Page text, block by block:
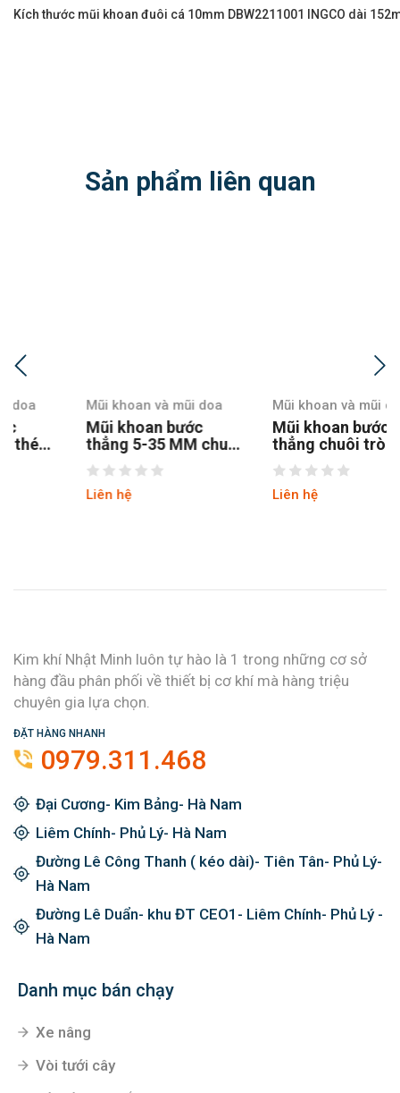
Kích thước mũi khoan đuôi cá 10mm DBW2211001 INGCO dài
Sản phẩm liên quan
Mũi khoan và mũi doa
Mũi khoan bước
thẳng 5-35 MM chuôi
Mũi khoan và mũi doa
Mũi khoan bước
thẳng chuôi tròn 4-12
hss4241 tin
Kim khí Nhật Minh luôn tự hào là 1 trong những cơ sở
hàng đầu phân phối về thiết bị cơ khí mà hàng triệu
chuyên gia lựa chọn.
0979.311.468
Đại Cương- Kim Bảng- Hà Nam
Liêm Chính- Phủ Lý- Hà Nam
Hà Nam
Đường Lê Duẩn- khu ĐT CEO1- Liêm Chính- Phủ Lý -